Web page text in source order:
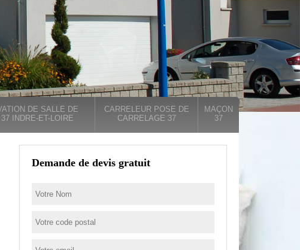
DE SALLE DE
INDRE-ET-LOIRE
CARRELEUR POSE DE
CARRELAGE 37
MAÇON
37
Demande de devis gratuit